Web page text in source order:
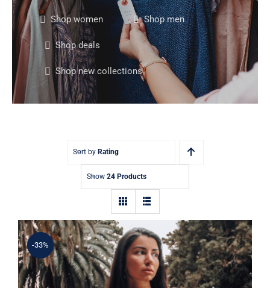
Shop
Categories
Blog
Shop women Shop men
Shop deals
Shop new collections
Sort by Rating
Show 24 Products
-33%